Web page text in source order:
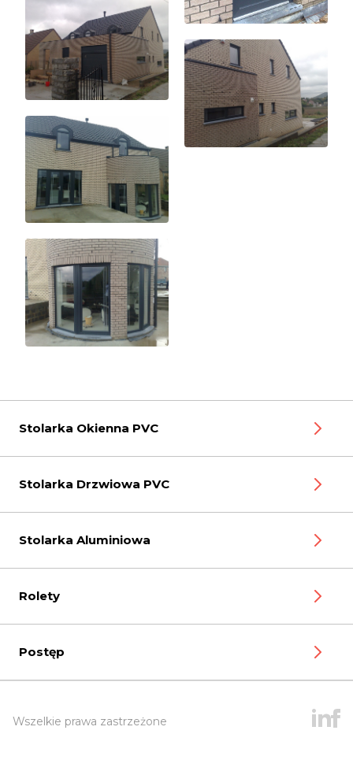
Stolarka Okienna PVC
Stolarka Drzwiowa PVC
Stolarka Aluminiowa
Rolety
Postęp
Wszelkie prawa zastrzeżone